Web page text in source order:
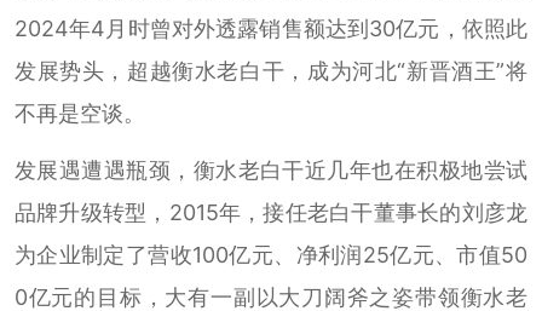
2024年4月时曾对外透露销售额达到30亿元，依照此
发展势头，超越衡水老白干，成为河北“新晋酒王”将
不再是空谈。
发展遇遭遇瓶颈，衡水老白干近几年也在积极地尝试
品牌升级转型，2015年，接任老白干董事长的刘彦龙
为企业制定了营收100亿元、净利润25亿元、市值50
0亿元的目标，大有一副以大刀阔斧之姿带领衡水老